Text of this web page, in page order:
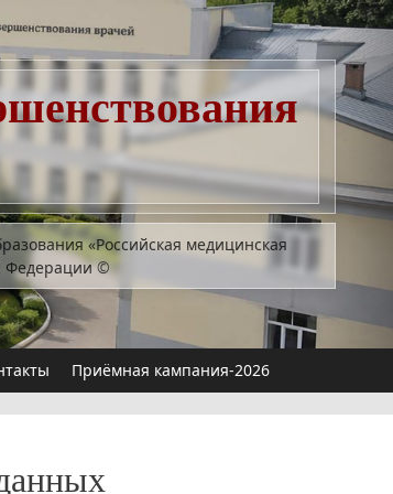
«Российская медицинская
Федерации©
Приёмная кампания-2026